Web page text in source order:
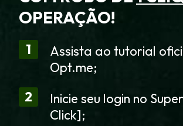
OPERAÇÃO!
1
Assista ao tutorial
Opt.me;
2
Inicie seu login no
Click];